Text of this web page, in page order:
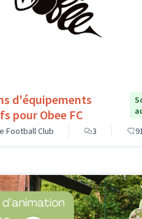
d'équipements
pour Obee FC
Football Club
3